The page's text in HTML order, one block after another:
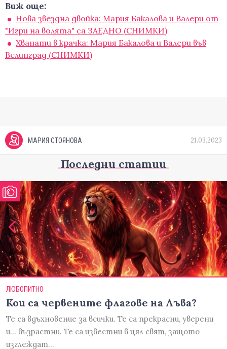
Виж още:
Нова звездна двойка: Мария Бакалова и Валери от
"Игри на волята" са ЗАЕДНО (СНИМКИ)
Хванати в крачка: Мария Бакалова и Валери във
Велинград (СНИМКИ)
МАРИЯ СТОЯНОВА 21.03.2023
Последни статии
ЛЮБОПИТНО
Кои са червените флагове на Лъва?
Те са вдъхновение за всички. Те са прекрасни, уверени
и... възрастни. Те са известни в цял свят, защото
изглеждат…